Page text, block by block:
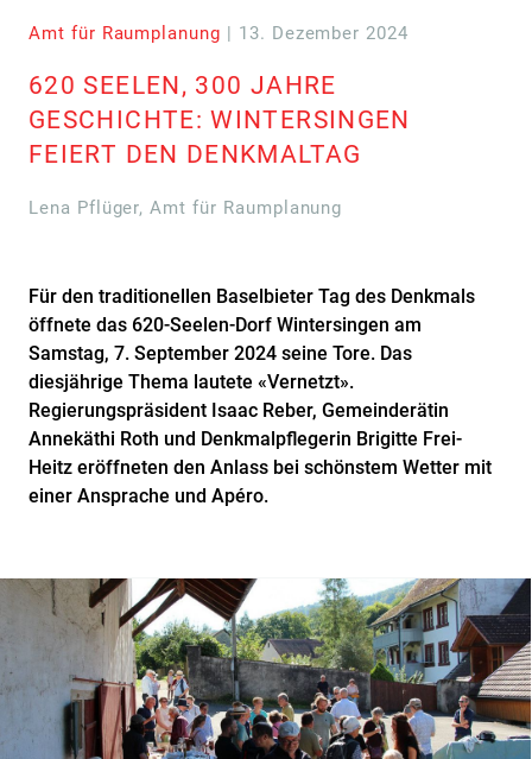
Amt für Raumplanung | 13. Dezember 2024
620 SEELEN, 300 JAHRE
GESCHICHTE: WINTERSINGEN
FEIERT DEN DENKMALTAG
Lena Pflüger, Amt für Raumplanung
Für den traditionellen Baselbieter Tag des Denkmals
öffnete das 620-Seelen-Dorf Wintersingen am
Samstag, 7. September 2024 seine Tore. Das
diesjährige Thema lautete «Vernetzt».
Regierungspräsident Isaac Reber, Gemeinderätin
Annekäthi Roth und Denkmalpflegerin Brigitte Frei-
Heitz eröffneten den Anlass bei schönstem Wetter mit
einer Ansprache und Apéro.